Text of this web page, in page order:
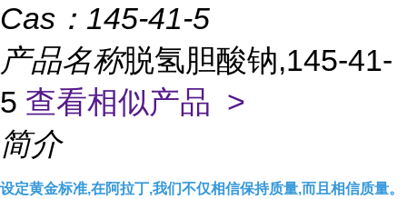
Cas： 145-41-5
产品名称脱氢胆酸钠,145-41-
5 查看相似产品 >
简介
设定黄金标准,在阿拉丁,我们不仅相信保持质量,而且相信质量。